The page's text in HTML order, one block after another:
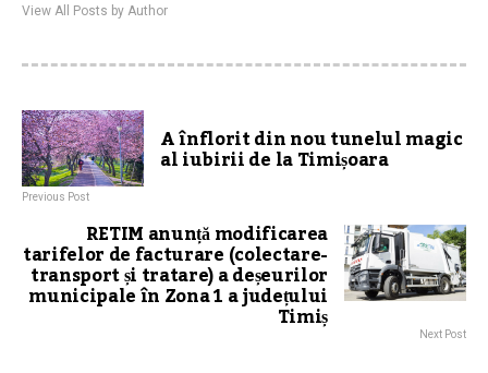
View All Posts by Author
A înflorit din nou tunelul magic
al iubirii de la Timișoara
Previous Post
RETIM anunță modificarea
tarifelor de facturare (colectare-
transport și tratare) a deșeurilor
municipale în Zona 1 a județului
Timiș Next Post